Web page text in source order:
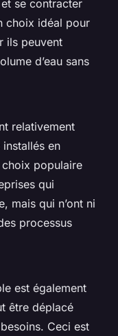
se contracter
choix idéal pour
ils peuvent
d’eau sans
relativement
en
populaire
qui
mais qui n’ont ni
processus
est également
être déplacé
Ceci est